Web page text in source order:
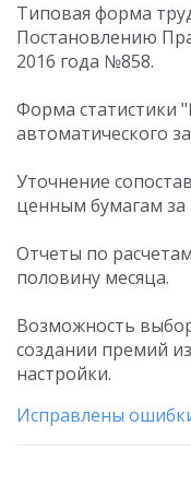
Типовая форма
Постановлению
2016 года №858.
Форма статистики
автоматического
Уточнение
ценным бумагам за
Отчеты по
половину месяца.
Возможность
создании премий
настройки.
Исправлены